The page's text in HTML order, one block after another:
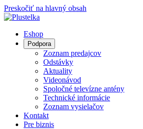
Preskočiť na hlavný obsah
Eshop
Podpora
Zoznam predajcov
Odstávky
Aktuality
Videonávod
Spoločné televízne antény
Technické informácie
Zoznam vysielačov
Kontakt
Pre biznis